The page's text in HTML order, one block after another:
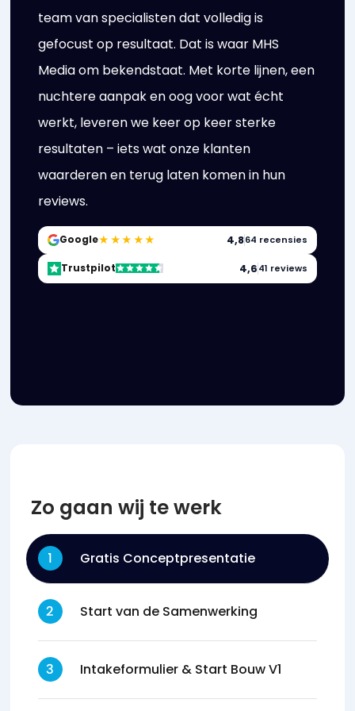
team van specialisten dat volledig is
gefocust op resultaat. Dat is waar MHS
Media om bekendstaat. Met korte lijnen, een
nuchtere aanpak en oog voor wat écht
werkt, leveren we keer op keer sterke
resultaten – iets wat onze klanten
waarderen en terug laten komen in hun
reviews.
Google★★★★★ 4,864 recensies
Trustpilot 4,641 reviews
Zo gaan wij te werk
Gratis Conceptpresentatie
Start van de Samenwerking
Intakeformulier & Start Bouw V1